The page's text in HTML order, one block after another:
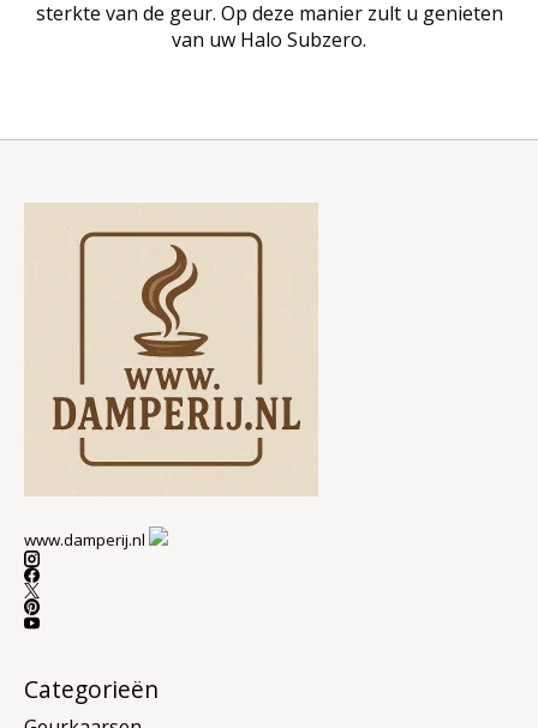
sterkte van de geur. Op deze manier zult u genieten
van uw Halo Subzero.
www.damperij.nl
Categorieën